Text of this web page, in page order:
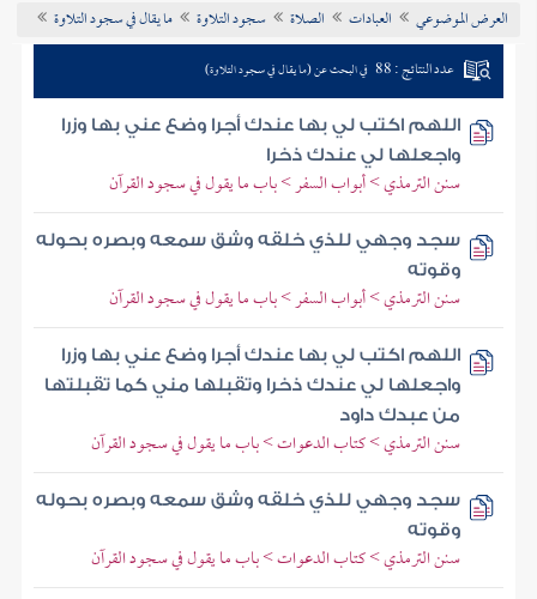
تراجم الأعلام
العرض الموضوعي العبادات الصلاة سجود التلاوة ما يقال في سجود التلاوة
عدد النتائج : 88 في البحث عن (ما يقال في سجود التلاوة)
اللهم اكتب لي بها عندك أجرا وضع عني بها وزرا
واجعلها لي عندك ذخرا
سنن الترمذي > أبواب السفر > باب ما يقول في سجود القرآن
سجد وجهي للذي خلقه وشق سمعه وبصره بحوله
وقوته
سنن الترمذي > أبواب السفر > باب ما يقول في سجود القرآن
اللهم اكتب لي بها عندك أجرا وضع عني بها وزرا
واجعلها لي عندك ذخرا وتقبلها مني كما تقبلتها
من عبدك داود
سنن الترمذي > كتاب الدعوات > باب ما يقول في سجود القرآن
سجد وجهي للذي خلقه وشق سمعه وبصره بحوله
وقوته
سنن الترمذي > كتاب الدعوات > باب ما يقول في سجود القرآن